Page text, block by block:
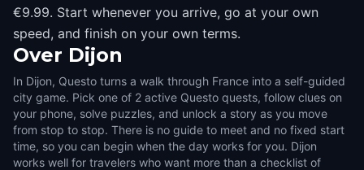
€9.99. Start whenever you arrive, go at your own
speed, and finish on your own terms.
Over Dijon
In Dijon, Questo turns a walk through France into a self-guided
city game. Pick one of 2 active Questo quests, follow clues on
your phone, solve puzzles, and unlock a story as you move
from stop to stop. There is no guide to meet and no fixed start
time, so you can begin when the day works for you. Dijon
works well for travelers who want more than a checklist of